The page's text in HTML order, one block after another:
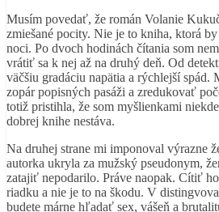
Musím povedať, že román Volanie
zmiešané pocity. Nie je to kniha, ktorá
noci. Po dvoch hodinách čítania som
vrátiť sa k nej až na druhý deň. Od
väčšiu gradáciu napätia a rýchlejší spád.
zopár popisných pasáži a zredukovať
totiž pristihla, že som myšlienkami
dobrej knihe nestáva.
Na druhej strane mi imponoval výrazne
autorka ukryla za mužský pseudonym,
zatajiť nepodarilo. Práve naopak. Cítiť
riadku a nie je to na škodu. V
budete márne hľadať sex, vášeň a